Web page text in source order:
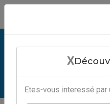
Emailing Free
X
Etes-vous interessé par